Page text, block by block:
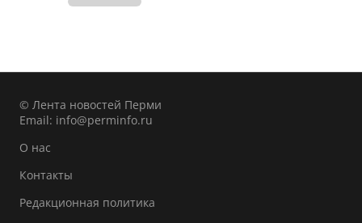
© Лента новостей Перми
Email: info@perminfo.ru
О нас
Контакты
Редакционная политика